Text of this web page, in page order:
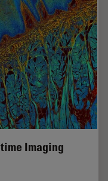
Imaging